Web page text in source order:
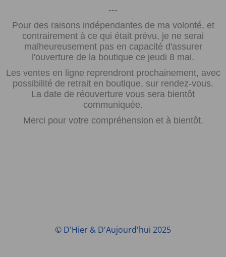
---
Pour des raisons indépendantes de ma volonté, et
contrairement à ce qui était prévu, je ne serai
malheureusement pas en capacité d'assurer
l'ouverture de la boutique ce jeudi 8 mai.
Les ventes en ligne reprendront prochainement, avec
possibilité de retrait en boutique, sur rendez-vous.
La date de réouverture vous sera bientôt
communiquée.
Merci pour votre compréhension et à bientôt.
© D'Hier & D'Aujourd'hui 2025